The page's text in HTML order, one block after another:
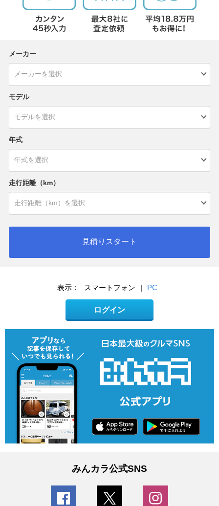
メーカー
モデル
年式
走行距離（km）
見積りスタート
表示： スマートフォン | PC
ログイン
みんカラ公式SNS